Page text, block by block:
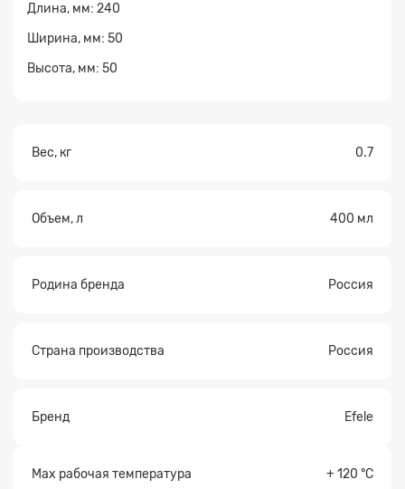
Длина, мм: 240
Ширина, мм: 50
Высота, мм: 50
Вес, кг 0.7
Объем, л 400 мл
Родина бренда Россия
Страна производства Россия
Бренд Efele
Max рабочая температура + 120 °С
Заявка на расчет